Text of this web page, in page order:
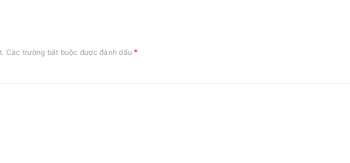
Các trường bắt buộc được đánh dấu *